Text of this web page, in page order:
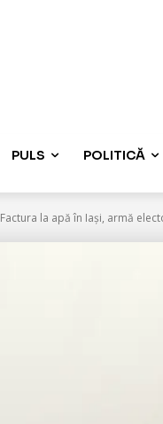
PULS POLITICĂ
Factura la apă în Iași, armă